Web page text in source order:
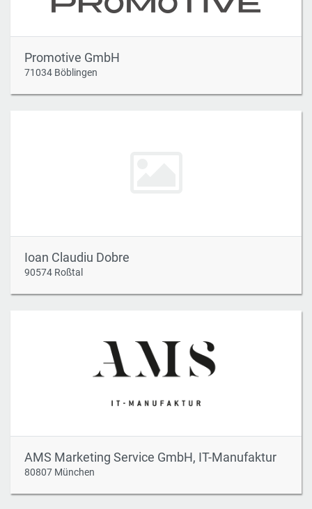
Promotive GmbH
71034 Böblingen
Ioan Claudiu Dobre
90574 Roßtal
AMS Marketing Service GmbH, IT-Manufaktur
80807 München